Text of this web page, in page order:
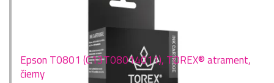
Epson T0801 (C13T08014011), TOREX® atrament,
čierny